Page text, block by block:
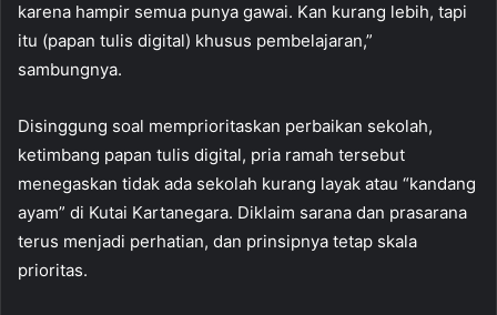
karena hampir semua punya gawai. Kan kurang lebih, tapi
itu (papan tulis digital) khusus pembelajaran,”
sambungnya.
Disinggung soal memprioritaskan perbaikan sekolah,
ketimbang papan tulis digital, pria ramah tersebut
menegaskan tidak ada sekolah kurang layak atau “kandang
ayam” di Kutai Kartanegara. Diklaim sarana dan prasarana
terus menjadi perhatian, dan prinsipnya tetap skala
prioritas.